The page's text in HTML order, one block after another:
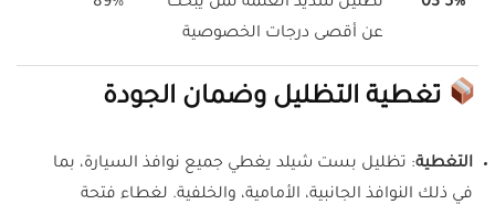
عن أقصى درجات الخصوصية
تغطية التظليل وضمان الجودة
التغطية: تظليل بست شيلد يغطي جميع نوافذ السيارة، بما
في ذلك النوافذ الجانبية، الأمامية، والخلفية. لغطاء فتحة